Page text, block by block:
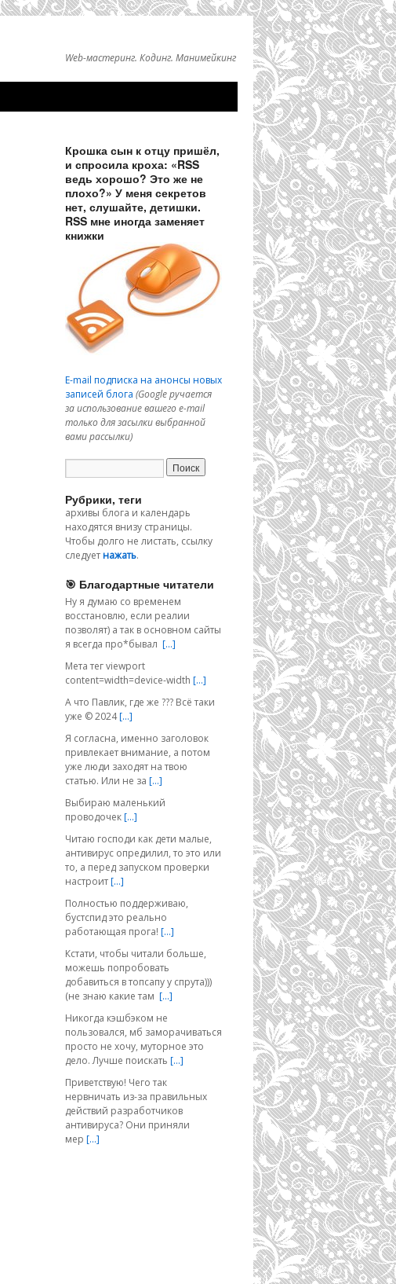
Web-мастеринг. Кодинг. Манимейкинг
Крошка сын к отцу пришёл,
и спросила кроха: «RSS
ведь хорошо? Это же не
плохо?» У меня секретов
нет, слушайте, детишки.
RSS мне иногда заменяет
книжки
E-mail подписка на анонсы новых
записей блога (Google ручается
за использование вашего e-mail
только для засылки выбранной
вами рассылки)
Рубрики, теги
архивы блога и календарь
находятся внизу страницы.
Чтобы долго не листать, ссылку
следуетнажать.
🎯 Благодартные читатели
Ну я думаю со временем
восстановлю, если реалии
позволят) а так в основном сайты
я всегда про*бывал […]
Мета тег viewport
content=width=device-width […]
А что Павлик, где же ??? Всё таки
уже © 2024[…]
Я согласна, именно заголовок
привлекает внимание, а потом
уже люди заходят на твою
статью. Или не за […]
Выбираю маленький
проводочек[…]
Читаю господи как дети малые,
антивирус опредилил, то это или
то, а перед запуском проверки
настроит[…]
Полностью поддерживаю,
бустспид это реально
работающая прога! […]
Кстати, чтобы читали больше,
можешь попробовать
добавиться в топсапу у спрута)))
(не знаю какие там […]
Никогда кэшбэком не
пользовался, мб заморачиваться
просто не хочу, муторное это
дело. Лучше поискать […]
Приветствую! Чего так
нервничать из-за правильных
действий разработчиков
антивируса? Они приняли
мер […]